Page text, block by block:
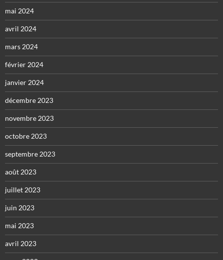
mai 2024
avril 2024
mars 2024
février 2024
janvier 2024
décembre 2023
novembre 2023
octobre 2023
septembre 2023
août 2023
juillet 2023
juin 2023
mai 2023
avril 2023